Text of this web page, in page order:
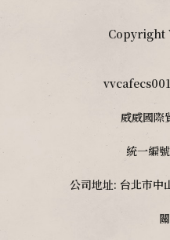
Copyright
威威國際
統一編
公司地址: 台北市中